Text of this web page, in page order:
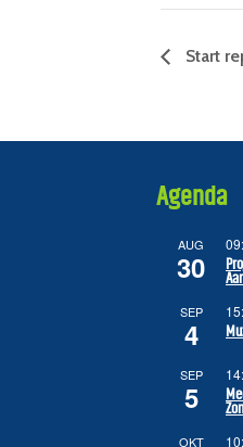
Start
Agenda
AUG
30
SEP
4
SEP
5
OKT